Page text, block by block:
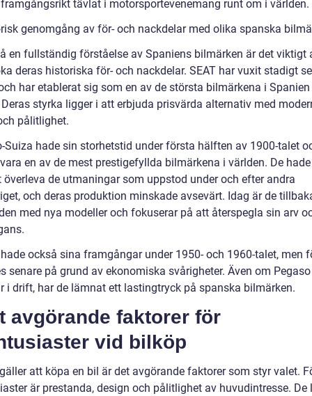
tävlat i motorsportevenemang runt om i världen.
genomgång av för- och nackdelar med olika spanska
en fullständig förståelse av Spaniens bilmärken är det viktigt
deras historiska för- och nackdelar. SEAT har vuxit stadigt
har etablerat sig som en av de största bilmärkena i
styrka ligger i att erbjuda prisvärda alternativ med
pålitlighet.
Suiza hade sin storhetstid under första hälften av 1900-talet
en av de mest prestigefyllda bilmärkena i världen. De
överleva de utmaningar som uppstod under och efter andra
och deras produktion minskade avsevärt. Idag är de
med nya modeller och fokuserar på att återspegla sin arv
också sina framgångar under 1950- och 1960-talet, men
senare på grund av ekonomiska svårigheter. Även om
i drift, har de lämnat ett lastingtryck på spanska bilmärken.
avgörande faktorer för
vid bilköp
att köpa en bil är det avgörande faktorer som styr valet.
är prestanda, design och pålitlighet av huvudintresse. De